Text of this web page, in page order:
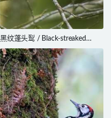
黑纹蓬头䴕 / Black-streaked
Puffbird / Malacoptila fulvogularis